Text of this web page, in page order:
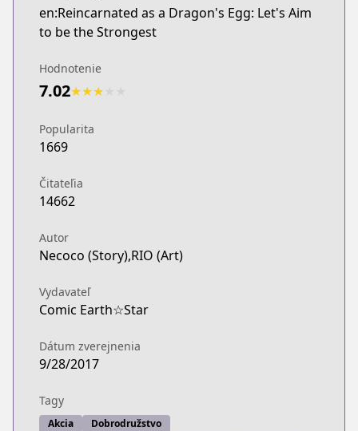
en:Reincarnated as a Dragon's Egg: Let's Aim
to be the Strongest
Hodnotenie
7.02★★★
Popularita
1669
Čitateľia
14662
Autor
Necoco (Story),RIO (Art)
Vydavateľ
Comic Earth☆Star
Dátum zverejnenia
9/28/2017
Tagy
Akcia
Dobrodružstvo